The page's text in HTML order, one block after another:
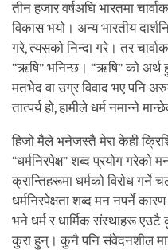
तीन हजार वर्षअघि भारतमा
विकास भयो। अन्य भारतीय
गरे, त्यसको निन्दा गरे। तर
“ऋषि” भनिन्छ। “ऋषि” को
मतभेद वा उग्र विवाद भए पनि
तात्पर्य हो, हामीले धर्म नमान्ने
हिजो मैले भनेजस्तै मेरा केही
“धर्मनिरपेक्ष” शब्द प्रयोग गरेको
क्रान्तिहरूमा धर्मको विरोध
धर्मनिरपेक्षता शब्द मन नपर्ने
भने धर्म र धार्मिक संस्थाहरू
कुरा हुन्। कुनै पनि संवेदनशील